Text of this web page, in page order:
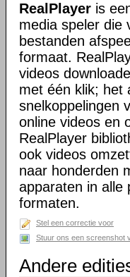
RealPlayer is
media speler die
bestanden
formaat.
videos
met één klik; het
snelkoppelingen
online videos en
RealPlayer
ook videos
naar honderden
apparaten in alle
formaten.
Stel een correctie voor
Stuur ons een screenshot
Andere